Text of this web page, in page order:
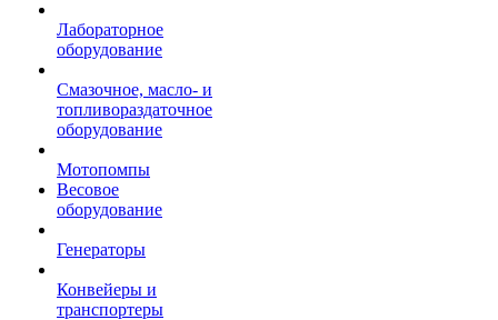
Лабораторное
оборудование
Смазочное, масло- и
топливораздаточное
оборудование
Мотопомпы
Весовое
оборудование
Генераторы
Конвейеры и
транспортеры